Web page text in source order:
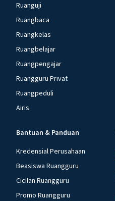
Ruanguji
Ruangbaca
Ruangkelas
Ruangbelajar
Ruangpengajar
Ruangguru Privat
Ruangpeduli
Airis
Bantuan & Panduan
Kredensial Perusahaan
Beasiswa Ruangguru
Cicilan Ruangguru
Promo Ruangguru